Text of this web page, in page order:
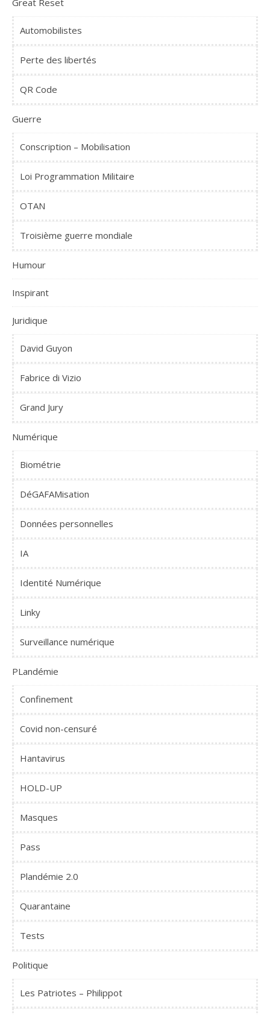
Automobilistes
Perte des libertés
QR Code
Guerre
Conscription – Mobilisation
Loi Programmation Militaire
OTAN
Troisième guerre mondiale
Humour
Inspirant
Juridique
David Guyon
Fabrice di Vizio
Grand Jury
Numérique
Biométrie
DéGAFAMisation
Données personnelles
IA
Identité Numérique
Linky
Surveillance numérique
PLandémie
Confinement
Covid non-censuré
Hantavirus
HOLD-UP
Masques
Pass
Plandémie 2.0
Quarantaine
Tests
Politique
Les Patriotes – Philippot